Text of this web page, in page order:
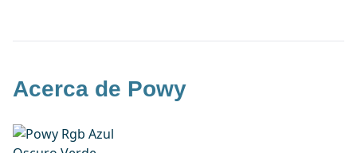
Acerca de Powy